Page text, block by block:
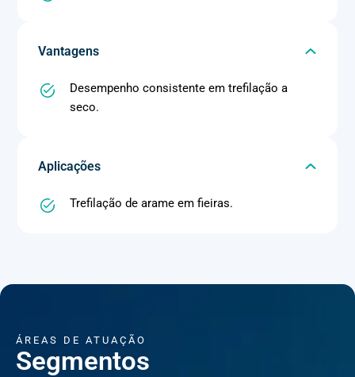
Vantagens
Desempenho consistente em trefilação a
seco.
Aplicações
Trefilação de arame em fieiras.
ÁREAS DE ATUAÇÃO
Segmentos